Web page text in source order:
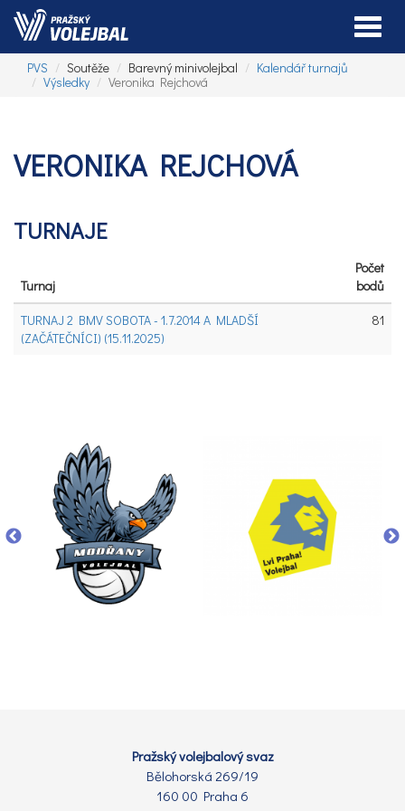
PVS Soutěže Barevný minivolejbal
Kalendář turnajů
Výsledky
Veronika Rejchová
VERONIKA REJCHOVÁ
TURNAJE
Turnaj
Počet
bodů
TURNAJ 2 BMV SOBOTA - 1.7.2014 A MLADŠÍ
(ZAČÁTEČNÍCI) (15.11.2025)
81
Pražský volejbalový svaz
Bělohorská 269/19
160 00 Praha 6